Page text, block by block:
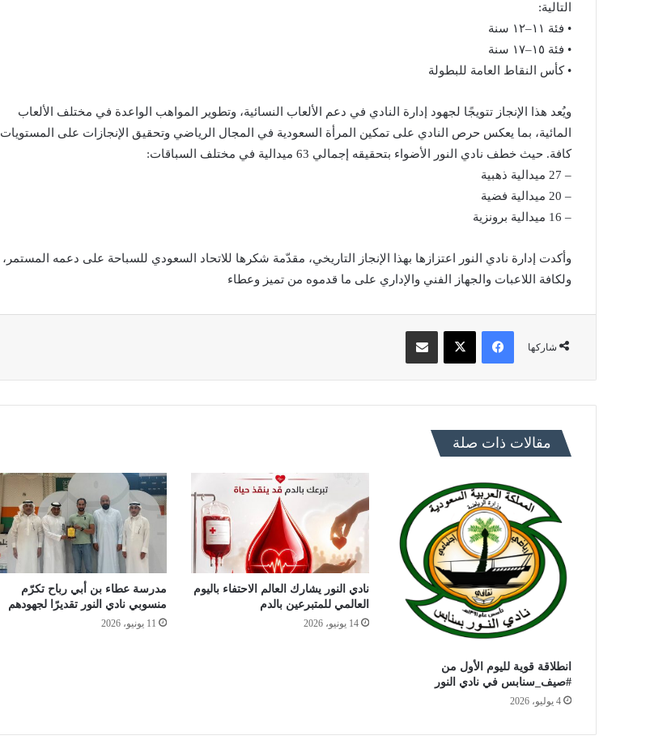
التالية:
• فئة ١١–١٢ سنة
• فئة ١٥–١٧ سنة
• كأس النقاط العامة للبطولة
ويُعد هذا الإنجاز تتويجًا لجهود إدارة النادي في دعم الألعاب النسائية، وتطوير المواهب الواعدة في مختلف الألعاب
المائية، بما يعكس حرص النادي على تمكين المرأة السعودية في المجال الرياضي وتحقيق الإنجازات على المستويات
كافة. حيث خطف نادي النور الأضواء بتحقيقه إجمالي 63 ميدالية في مختلف السباقات:
– 27 ميدالية ذهبية
– 20 ميدالية فضية
– 16 ميدالية برونزية
وأكدت إدارة نادي النور اعتزازها بهذا الإنجاز التاريخي، مقدّمة شكرها للاتحاد السعودي للسباحة على دعمه المستمر،
ولكافة اللاعبات والجهاز الفني والإداري على ما قدموه من تميز وعطاء
شاركها
فيسبوك X
مقالات ذات صلة
انطلاقة قوية لليوم الأول من
#صيف_سنابس في نادي النور
4 يوليو، 2026
نادي النور يشارك العالم الاحتفاء باليوم
العالمي للمتبرعين بالدم
14 يونيو، 2026
مدرسة عطاء بن أبي رباح تكرّم
منسوبي نادي النور تقديرًا لجهودهم
11 يونيو، 2026